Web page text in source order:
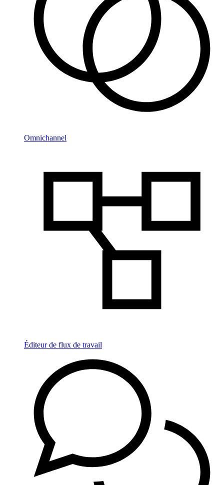
Omnichannel
Éditeur de flux de travail